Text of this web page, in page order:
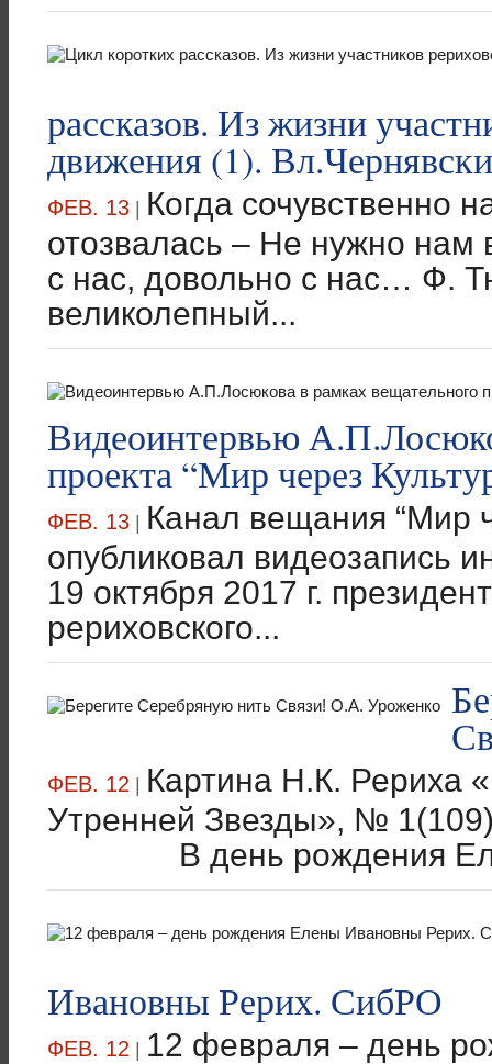
рассказов. Из жизни
движения (1).
ФЕВ. 13 | Когда сочувственно
отозвалась – Не нужно нам
с нас, довольно с нас… Ф.
великолепный...
Видеоинтервью
проекта “Мир через
ФЕВ. 13 | Канал вещания “Мир
опубликовал видеозапись
19 октября 2017 г.
рериховского...
ФЕВ. 12 | Картина Н.К. Рериха
Утренней Звезды», №
В день рождения
Ивановны Рерих. СибРО
ФЕВ. 12 | 12 февраля – день